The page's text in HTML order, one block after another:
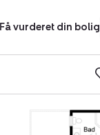
Få vurderet din bolig